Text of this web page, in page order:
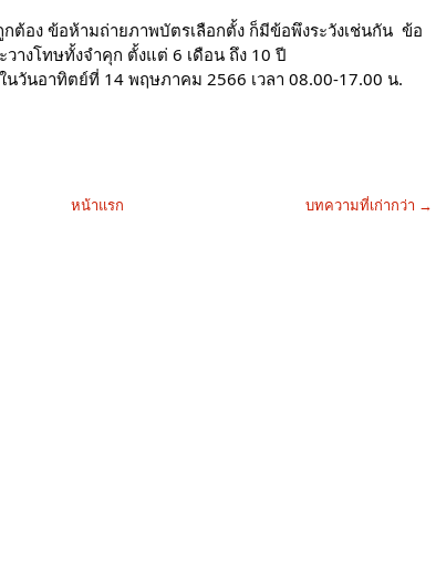
ต้อง ข้อห้ามถ่ายภาพบัตรเลือกตั้ง ก็มีข้อพึงระวังเช่นกัน  ข้อ
างโทษทั้งจำคุก ตั้งแต่ 6 เดือน ถึง 10 ปี
นวันอาทิตย์ที่ 14 พฤษภาคม 2566 เวลา 08.00-17.00 น.
บทความที่เก่ากว่า →
หน้าแรก